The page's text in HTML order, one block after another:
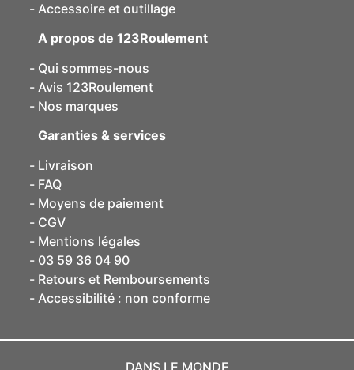
Accessoire et outillage
A propos de 123Roulement
Qui sommes-nous
Avis 123Roulement
Nos marques
Garanties & services
Livraison
FAQ
Moyens de paiement
CGV
Mentions légales
03 59 36 04 90
Retours et Remboursements
Accessibilité : non conforme
DANS LE MONDE